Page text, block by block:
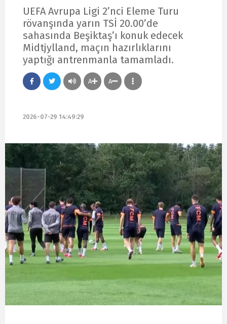
UEFA Avrupa Ligi 2’nci Eleme Turu
rövanşında yarın TSİ 20.00’de
sahasında Beşiktaş’ı konuk edecek
Midtjylland, maçın hazırlıklarını
yaptığı antrenmanla tamamladı.
A A
2026-07-29 14:49:29